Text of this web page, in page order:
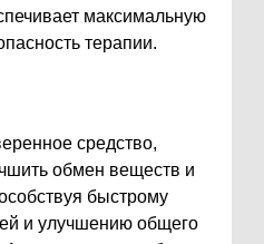
максимальную
терапии.
средство,
обмен веществ и
быстрому
и улучшению общего